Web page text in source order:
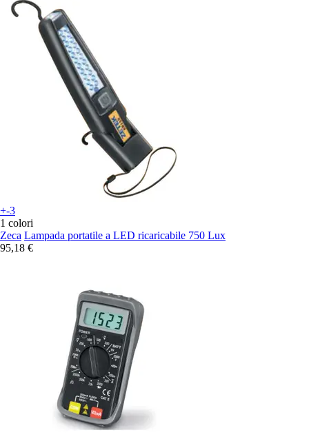
+-3
1 colori
Zeca Lampada portatile a LED ricaricabile 750 Lux
95,18 €